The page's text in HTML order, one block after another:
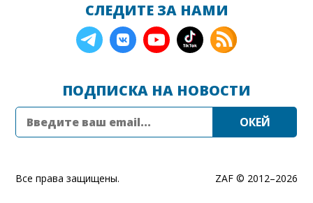
СЛЕДИТЕ ЗА НАМИ
ПОДПИСКА НА НОВОСТИ
ZAF © 2012–2026
Все права защищены.